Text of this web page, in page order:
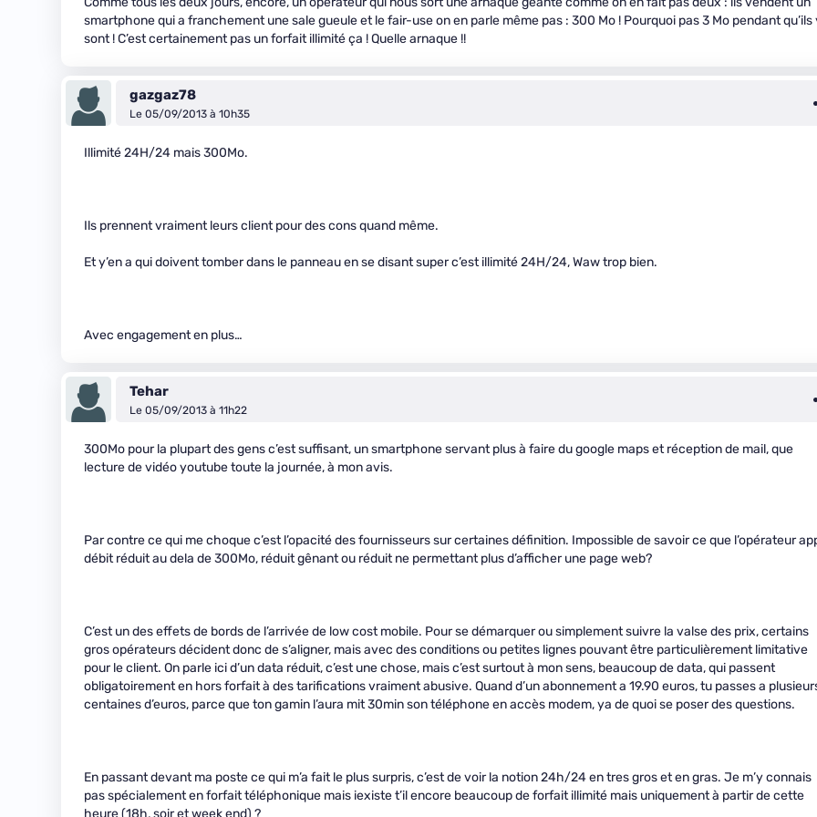
smartphone qui a franchement une sale gueule et le fair-use on en parle même pas : 300 Mo ! Pourquoi pas 3 Mo pendant qu’ils
sont ! C’est certainement pas un forfait illimité ça ! Quelle arnaque !!
gazgaz78
Le 05/09/2013 à 10h35
Illimité 24H/24 mais 300Mo.
Ils prennent vraiment leurs client pour des cons quand même.
Et y’en a qui doivent tomber dans le panneau en se disant super c’est illimité 24H/24, Waw trop bien.
Avec engagement en plus…
Tehar
Le 05/09/2013 à 11h22
300Mo pour la plupart des gens c’est suffisant, un smartphone servant plus à faire du google maps et réception de mail, que
lecture de vidéo youtube toute la journée, à mon avis.
Par contre ce qui me choque c’est l’opacité des fournisseurs sur certaines définition. Impossible de savoir ce que l’opérateur
débit réduit au dela de 300Mo, réduit gênant ou réduit ne permettant plus d’afficher une page web?
C’est un des effets de bords de l’arrivée de low cost mobile. Pour se démarquer ou simplement suivre la valse des prix, certains
gros opérateurs décident donc de s’aligner, mais avec des conditions ou petites lignes pouvant être particulièrement limitative
pour le client. On parle ici d’un data réduit, c’est une chose, mais c’est surtout à mon sens, beaucoup de data, qui passent
obligatoirement en hors forfait à des tarifications vraiment abusive. Quand d’un abonnement a 19.90 euros, tu passes a
centaines d’euros, parce que ton gamin l’aura mit 30min son téléphone en accès modem, ya de quoi se poser des questions.
En passant devant ma poste ce qui m’a fait le plus surpris, c’est de voir la notion 24h/24 en tres gros et en gras. Je m’y connais
pas spécialement en forfait téléphonique mais iexiste t’il encore beaucoup de forfait illimité mais uniquement à partir de cette
heure (18h, soir et week end) ?